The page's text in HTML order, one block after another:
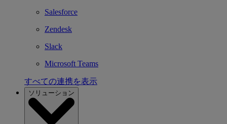
Salesforce
Zendesk
Slack
Microsoft Teams
すべての連携を表示
ソリューション